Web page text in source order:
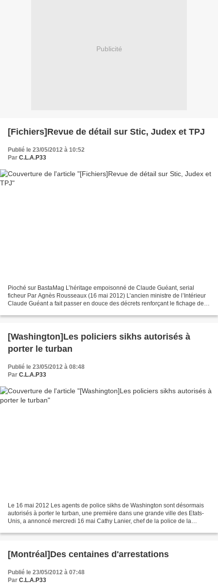
Publicité
[Fichiers]Revue de détail sur Stic, Judex et TPJ
Publié le 23/05/2012 à 10:52
Par C.L.A.P33
Pioché sur BastaMag L’héritage empoisonné de Claude Guéant, serial
ficheur Par Agnès Rousseaux (16 mai 2012) L’ancien ministre de l’Intérieur
Claude Guéant a fait passer en douce des décrets renforçant le fichage de la
[Washington]Les policiers sikhs autorisés à
porter le turban
Publié le 23/05/2012 à 08:48
Par C.L.A.P33
Le 16 mai 2012 Les agents de police sikhs de Washington sont désormais
autorisés à porter le turban, une première dans une grande ville des Etats-
Unis, a annoncé mercredi 16 mai Cathy Lanier, chef de la police de la
[Montréal]Des centaines d'arrestations
Publié le 23/05/2012 à 07:48
Par C.L.A.P33